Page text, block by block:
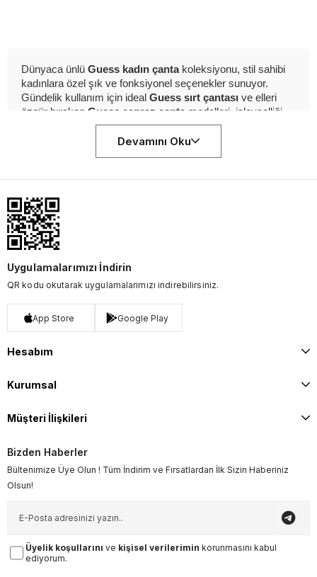
Dünyaca ünlü Guess kadın çantakoleksiyonu, stil sahibi
kadınlara özel şık ve fonksiyonel seçenekler sunuyor.
Gündelik kullanım için ideal Guess sırt çantası ve elleri
özgür bırakan Guess çapraz çanta modelleri, işlevselliği
ön planda tutarken;Guess plaj çantasıyaz stilinize ferahlık
katıyor. Her kombine uyum sağlayanGuess siyah çanta
modelleri de öne çıkıyor. Sezonun trendlerine uygunGuess
omuz çantası
fırsatları ile tarzınızı tamamlayın. Güncel
modelleri fiyatları
kaliteyi uygun fiyata keşfedin.
Devamını Oku
Uygulamalarımızı İndirin
QR kodu okutarak uygulamalarımızı indirebilirsiniz.
App Store Google Play
Hesabım
Kurumsal
Müşteri İlişkileri
Bizden Haberler
Bültenimize Üye Olun ! Tüm İndirim ve Fırsatlardan İlk Sizin Haberiniz
Olsun!
Üyelik koşullarını ve kişisel verilerimin korunmasını kabul
ediyorum.